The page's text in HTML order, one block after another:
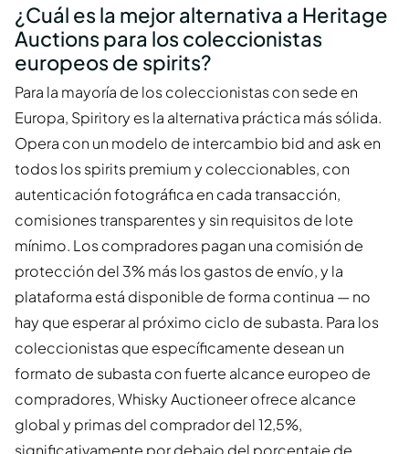
¿Cuál es la mejor alternativa a Heritage
Auctions para los coleccionistas
europeos de spirits?
Para la mayoría de los coleccionistas con sede en
Europa, Spiritory es la alternativa práctica más sólida.
Opera con un modelo de intercambio bid and ask en
todos los spirits premium y coleccionables, con
autenticación fotográfica en cada transacción,
comisiones transparentes y sin requisitos de lote
mínimo. Los compradores pagan una comisión de
protección del 3% más los gastos de envío, y la
plataforma está disponible de forma continua — no
hay que esperar al próximo ciclo de subasta. Para los
coleccionistas que específicamente desean un
formato de subasta con fuerte alcance europeo de
compradores, Whisky Auctioneer ofrece alcance
global y primas del comprador del 12,5%,
significativamente por debajo del porcentaje de